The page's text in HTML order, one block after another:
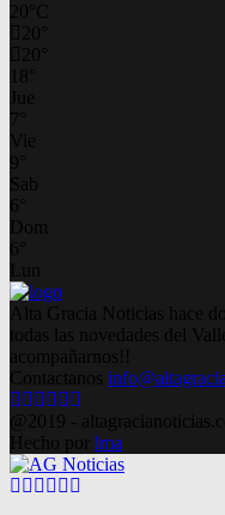
20 C
20
20
18
Jue
7
Vie
9
Sab
6
Dom
6
Lun
Alta Gracia Noticias hace
todas las novedades del
acompañarnos!!
Contactanos
Facebook
Twitter
Instagram
Pinterest
Google
@2019 -
Hecho por lma
Facebook
Twitter
Instagram
Pinterest
Google